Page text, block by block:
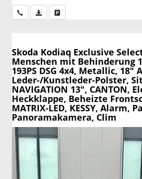
Wir rufen Sie anPDF-Datei, Fahrzeugexposé drucken
Skoda Kodiaq Exclusive
Menschen mit Behinderung
193PS DSG 4x4, Metallic, 18"
Leder-/Kunstleder-Polster,
NAVIGATION 13", CANTON,
Heckklappe, Beheizte
MATRIX-LED, KESSY, Alarm,
Panoramakamera, Clim